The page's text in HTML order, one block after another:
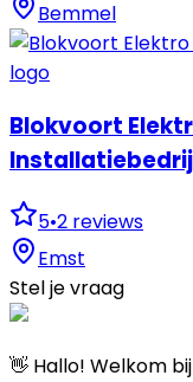
Bemmel
Blokvoort
5•2 reviews
Emst
Stel je vraag
👋 Hallo! Welkom